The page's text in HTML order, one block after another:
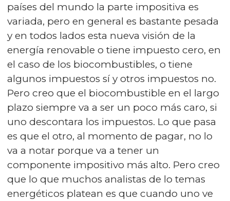
países del mundo la parte impositiva es
variada, pero en general es bastante pesada
y en todos lados esta nueva visión de la
energía renovable o tiene impuesto cero, en
el caso de los biocombustibles, o tiene
algunos impuestos sí y otros impuestos no.
Pero creo que el biocombustible en el largo
plazo siempre va a ser un poco más caro, si
uno descontara los impuestos. Lo que pasa
es que el otro, al momento de pagar, no lo
va a notar porque va a tener un
componente impositivo más alto. Pero creo
que lo que muchos analistas de lo temas
energéticos platean es que cuando uno ve